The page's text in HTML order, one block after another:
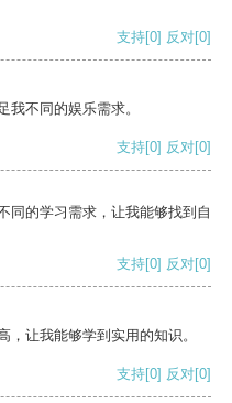
支持[0] 反对[0]
我不同的娱乐需求。
支持[0] 反对[0]
同的学习需求，让我能够找到自
支持[0] 反对[0]
让我能够学到实用的知识。
支持[0] 反对[0]